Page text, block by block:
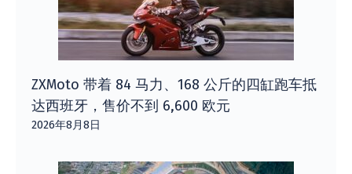
ZXMoto 带着 84 马力、168 公斤的四缸跑车抵
达西班牙，售价不到 6,600 欧元
2026年8月8日